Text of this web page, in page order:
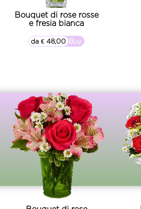
Bouquet di rose rosse
e fresia bianca
▷▷ Buy
da € 48,00